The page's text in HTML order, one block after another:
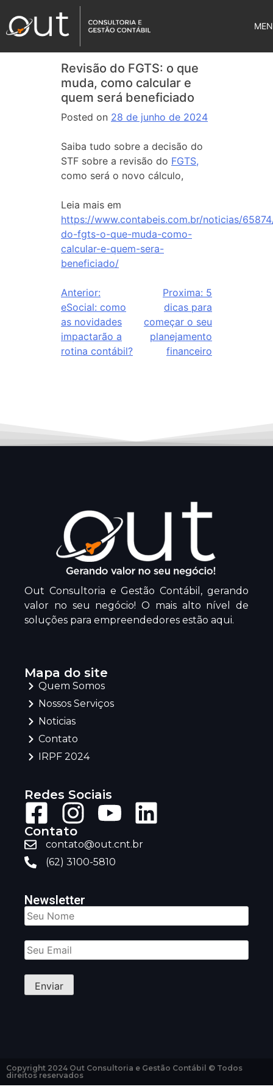
Revisão do FGTS: o que
muda, como calcular e
quem será beneficiado
Posted on 28 de junho de 2024
Saiba tudo sobre a decisão do
STF sobre a revisão do FGTS,
como será o novo cálculo,
Leia mais em
https://www.contabeis.com.br/noticias/
do-fgts-o-que-muda-como-
calcular-e-quem-sera-
beneficiado/
Anterior:
eSocial: como
as novidades
impactarão a
rotina contábil?
Proxima: 5
dicas para
começar o seu
planejamento
financeiro
Out Consultoria e Gestão Contábil, gerando
valor no seu negócio! O mais alto nível de
soluções para empreendedores estão aqui.
Mapa do site
Quem Somos
Nossos Serviços
Noticias
Contato
IRPF 2024
Redes Sociais
Contato
contato@out.cnt.br
(62) 3100-5810
Newsletter
Copyright 2024 Out Consultoria e Gestão Contábil © Todos
direitos reservados